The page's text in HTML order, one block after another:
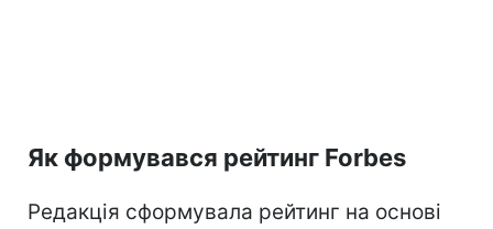
Як формувався рейтинг Forbes
Редакція сформувала рейтинг на основі